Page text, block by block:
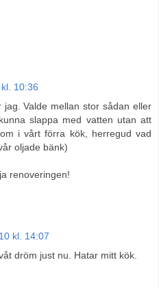
10:36
jag. Valde mellan stor sådan eller
slappa med vatten utan att
i vårt förra kök, herregud vad
oljade bänk)
renoveringen!
kl. 14:07
dröm just nu. Hatar mitt kök.